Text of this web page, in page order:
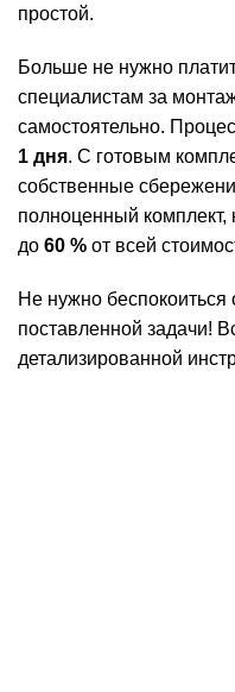
простой.
Больше не нужно
специалистам за
самостоятельно.
1 дня. С готовым
собственные
полноценный комплект,
до 60 % от всей
Не нужно беспокоиться
поставленной задачи!
детализированной